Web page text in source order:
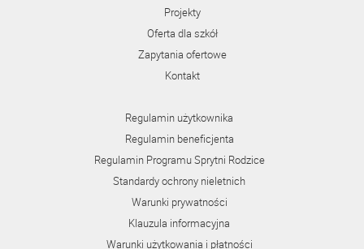
Projekty
Oferta dla szkół
Zapytania ofertowe
Kontakt
Regulamin użytkownika
Regulamin beneficjenta
Regulamin Programu Sprytni Rodzice
Standardy ochrony nieletnich
Warunki prywatności
Klauzula informacyjna
Warunki użytkowania i płatności